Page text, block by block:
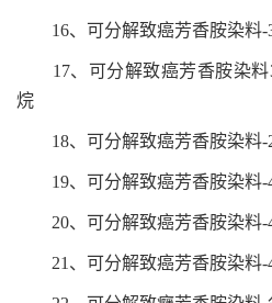
16、可分解致癌芳香胺染料-
17、可分解致癌芳香胺染料
烷
18、可分解致癌芳香胺染料-
19、可分解致癌芳香胺染料-4
20、可分解致癌芳香胺染料-
21、可分解致癌芳香胺染料-